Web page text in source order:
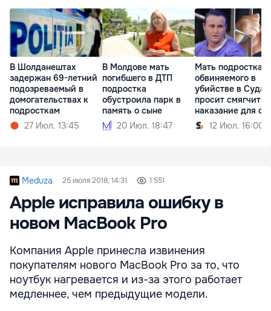
В Шолданештах
задержан 69-летний
подозреваемый в
домогательствах к
подросткам
27 Июл. 13:45
В Молдове мать
погибшего в ДТП
подростка
обустроила парк в
память о сыне
20 Июл. 18:47
Мать подростка,
обвиняемого в
убийстве в
просит смягчить
наказание для
12 Июл. 16:00
Meduza 25 июля 2018, 14:31 1 551
Apple исправила ошибку в
новом MacBook Pro
Компания Apple принесла извинения
покупателям нового MacBook Pro за то, что
ноутбук нагревается и из-за этого работает
медленнее, чем предыдущие модели.